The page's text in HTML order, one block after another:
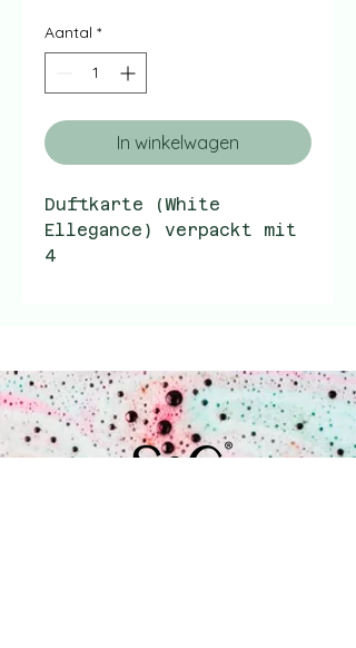
Aantal *
In winkelwagen
Duftkarte (White
Ellegance) verpackt mit
4